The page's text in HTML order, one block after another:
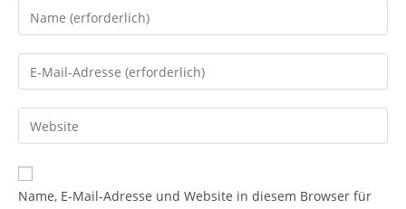
Gib
deinen
Namen
oder
zum
Kommentieren
ein
Gib
deine
E-
Mail-
zum
Kommentieren
Gib
deine
Website-
URL
Name, E-Mail-Adresse und Website in diesem Browser für